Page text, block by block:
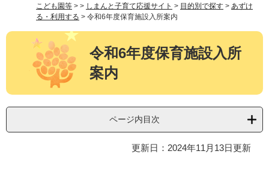
こども園等 > > しまんと子育て応援サイト > 目的別で探す > あずけ
る・利用する > 令和6年度保育施設入所案内
本
令和6年度保育施設入所
案内
ページ内目次
更新日：2024年11月13日更新